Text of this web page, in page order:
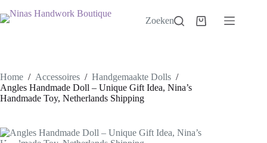
naar
de
Zoeken Winkelwagen
Home / Accessoires / Handgemaakte Dolls /
Angles Handmade Doll – Unique Gift Idea, Nina’s
Handmade Toy, Netherlands Shipping